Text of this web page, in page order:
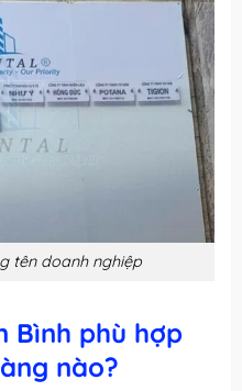
tên doanh nghiệp
Bình phù hợp
nào?